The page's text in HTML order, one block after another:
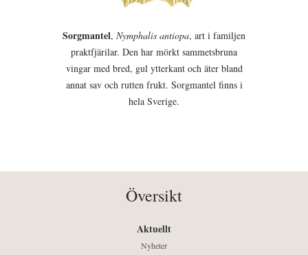
Sorgmantel, Nymphalis antiopa, art i familjen
praktfjärilar. Den har mörkt sammetsbruna
vingar med bred, gul ytterkant och äter bland
annat sav och rutten frukt. Sorgmantel finns i
hela Sverige.
Översikt
Aktuellt
Nyheter